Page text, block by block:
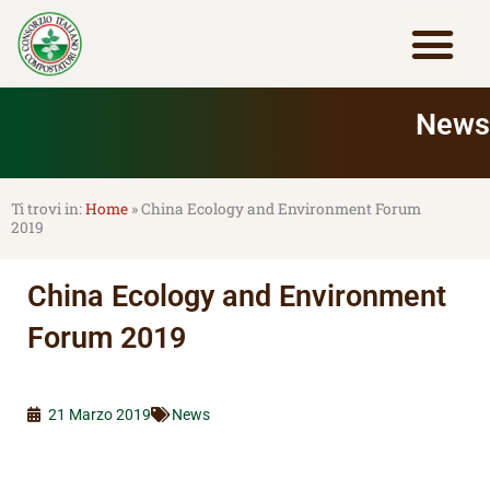
contenuto
News
Home »China Ecology and Environment Forum
2019
China Ecology and Environment
Forum 2019
21 Marzo 2019 News